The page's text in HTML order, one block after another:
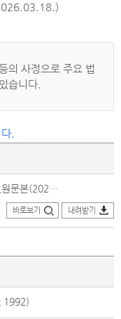
의 사정으로 주요 법
습니다.
.
개정).pdf
바로보기 내려받기
1992)